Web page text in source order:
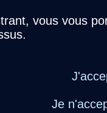
vous vous
Je